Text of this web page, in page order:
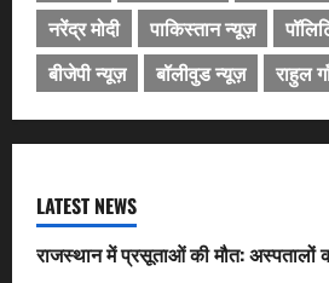
नरेंद्र मोदी
पाकिस्तान न्यूज़
बीजेपी न्यूज़
बॉलीवुड न्यूज़ राहुल
LATEST NEWS
राजस्थान में प्रसूताओं की मौत: अस्पतालों